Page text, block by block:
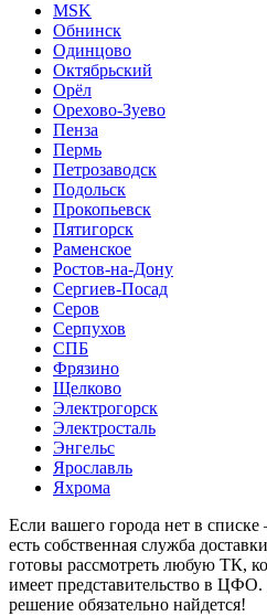
MSK
Обнинск
Одинцово
Октябрьский
Орёл
Орехово-Зуево
Пенза
Пермь
Петрозаводск
Подольск
Прокопьевск
Пятигорск
Раменское
Ростов-на-Дону
Сергиев-Посад
Серов
Серпухов
СПБ
Фрязино
Щелково
Электрогорск
Электросталь
Энгельс
Ярославль
Яхрома
Если вашего города нет в списке
есть собственная служба
готовы рассмотреть любую ТК,
имеет представительство в
решение обязательно найдется!